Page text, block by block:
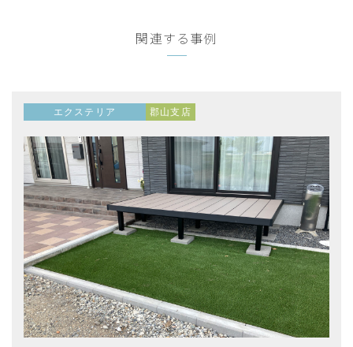
関連する事例
エクステリア 郡山支店